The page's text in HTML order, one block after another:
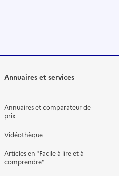
Annuaires et services
Annuaires et comparateur de
prix
Vidéothèque
Articles en "Facile à lire et à
comprendre"